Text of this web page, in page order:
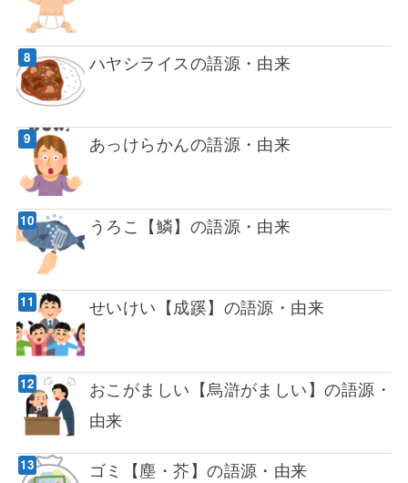
ハヤシライスの語源・由来
あっけらかんの語源・由来
うろこ【鱗】の語源・由来
せいけい【成蹊】の語源・由来
おこがましい【烏滸がましい】の語源・
由来
ゴミ【塵・芥】の語源・由来